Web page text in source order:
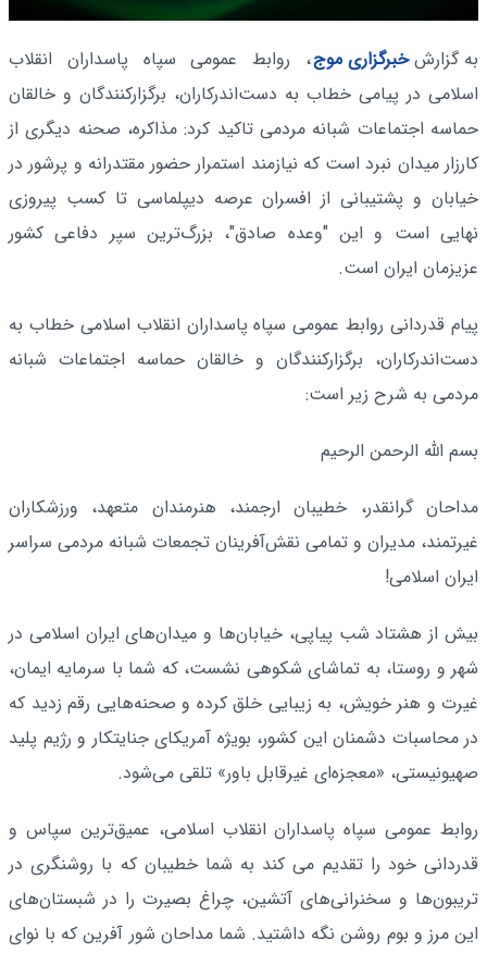
به گزارشخبرگزاری موج، روابط عمومی سپاه پاسداران انقلاب
اسلامی در پیامی خطاب به دست‌اندرکاران، برگزارکنندگان و خالقان
حماسه اجتماعات شبانه مردمی تاکید کرد: مذاکره، صحنه دیگری از
کارزار میدان نبرد است که نیازمند استمرار حضور مقتدرانه و پرشور در
خیابان و پشتیبانی از افسران عرصه دیپلماسی تا کسب پیروزی
نهایی است و این "وعده صادق"، بزرگ‌ترین سپر دفاعی کشور
عزیزمان ایران است.
پیام قدردانی روابط عمومی سپاه پاسداران انقلاب اسلامی خطاب به
دست‌اندرکاران، برگزارکنندگان و خالقان حماسه اجتماعات شبانه
مردمی به شرح زیر است:‌
بسم الله الرحمن الرحیم
مداحان گرانقدر، خطیبان ارجمند، هنرمندان متعهد، ورزشکاران
غیرتمند، مدیران و تمامی نقش‌آفرینان تجمعات شبانه مردمی سراسر
ایران اسلامی!
بیش از هشتاد شب پیاپی، خیابان‌ها و میدان‌های ایران اسلامی در
شهر و روستا، به تماشای شکوهی نشست، که شما با سرمایه ایمان،
غیرت و هنر خویش، به زیبایی خلق کرده و صحنه‌هایی رقم زدید که
در محاسبات دشمنان این کشور، بویژه آمریکای جنایتکار و رژیم پلید
صهیونیستی، «معجزه‌ای غیرقابل باور» تلقی می‌شود.
روابط عمومی سپاه پاسداران انقلاب اسلامی، عمیق‌ترین سپاس و
قدردانی خود را تقدیم می کند به شما خطیبان که با روشنگری در
تریبون‌ها و سخنرانی‌های آتشین، چراغ بصیرت را در شبستان‌های
این مرز و بوم روشن نگه داشتید. شما مداحان شور آفرین که با نوای